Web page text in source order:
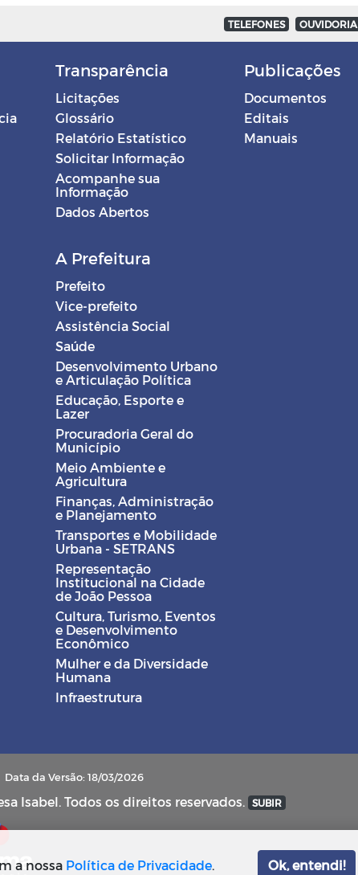
TELEFONES OUVIDORIA
Transparência
Licitações
Glossário
Relatório Estatístico
Solicitar Informação
Acompanhe sua
Informação
Dados Abertos
Publicações
Documentos
Editais
Manuais
A Prefeitura
Prefeito
Vice-prefeito
Assistência Social
Saúde
Desenvolvimento Urbano
e Articulação Política
Educação, Esporte e
Lazer
Procuradoria Geral do
Município
Meio Ambiente e
Agricultura
Finanças, Administração
e Planejamento
Transportes e Mobilidade
Urbana - SETRANS
Representação
Institucional na Cidade
de João Pessoa
Cultura, Turismo, Eventos
e Desenvolvimento
Econômico
Mulher e da Diversidade
Humana
Infraestrutura
Data da Versão: 18/03/2026
Isabel. Todos os direitos reservados. SUBIR
a nossa Política de Privacidade. Ok, entendi!